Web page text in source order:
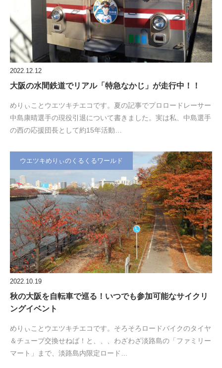
2022.12.12
大阪の水間鉄道でリアル「特急なかじ」が走行中！！
めりぃことウエツキチエコです。夏の記事でプロロードレーサー
中島康晴選手の現役引退について書きました。実は私、中島選手
の西の応援団長として約15年活動…
ウエツキめりぃのくるくるワールド
2022.10.19
秋の大阪を自転車で巡る！いつでも参加可能なサイクリ
ングイベント
めりぃことウエツキチエコです。そろそろロードバイクのタイヤ
＆チューブ交換せねば！と、、、わざわざ淡路島の「ファミリー
マート」まで、淡路島内限定ロード…